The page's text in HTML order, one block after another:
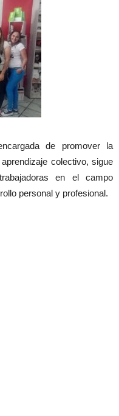
de promover la
colectivo, sigue
en el campo
personal y profesional.